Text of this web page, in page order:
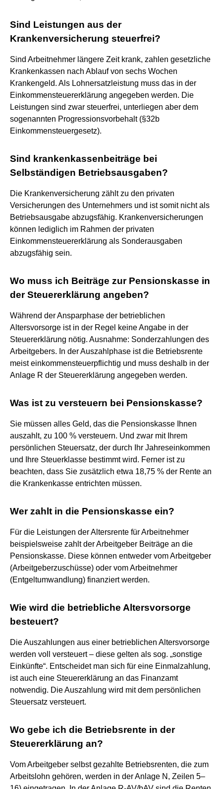
Sind Leistungen aus der
Krankenversicherung steuerfrei?
Sind Arbeitnehmer längere Zeit krank, zahlen gesetzliche
Krankenkassen nach Ablauf von sechs Wochen
Krankengeld. Als Lohnersatzleistung muss das in der
Einkommensteuererklärung angegeben werden. Die
Leistungen sind zwar steuerfrei, unterliegen aber dem
sogenannten Progressionsvorbehalt (§32b
Einkommensteuergesetz).
Sind krankenkassenbeiträge bei
Selbständigen Betriebsausgaben?
Die Krankenversicherung zählt zu den privaten
Versicherungen des Unternehmers und ist somit nicht als
Betriebsausgabe abzugsfähig. Krankenversicherungen
können lediglich im Rahmen der privaten
Einkommensteuererklärung als Sonderausgaben
abzugsfähig sein.
Wo muss ich Beiträge zur Pensionskasse in
der Steuererklärung angeben?
Während der Ansparphase der betrieblichen
Altersvorsorge ist in der Regel keine Angabe in der
Steuererklärung nötig. Ausnahme: Sonderzahlungen des
Arbeitgebers. In der Auszahlphase ist die Betriebsrente
meist einkommensteuerpflichtig und muss deshalb in der
Anlage R der Steuererklärung angegeben werden.
Was ist zu versteuern bei Pensionskasse?
Sie müssen alles Geld, das die Pensionskasse Ihnen
auszahlt, zu 100 % versteuern. Und zwar mit Ihrem
persönlichen Steuersatz, der durch Ihr Jahreseinkommen
und Ihre Steuerklasse bestimmt wird. Ferner ist zu
beachten, dass Sie zusätzlich etwa 18,75 % der Rente an
die Krankenkasse entrichten müssen.
Wer zahlt in die Pensionskasse ein?
Für die Leistungen der Altersrente für Arbeitnehmer
beispielsweise zahlt der Arbeitgeber Beiträge an die
Pensionskasse. Diese können entweder vom Arbeitgeber
(Arbeitgeberzuschüsse) oder vom Arbeitnehmer
(Entgeltumwandlung) finanziert werden.
Wie wird die betriebliche Altersvorsorge
besteuert?
Die Auszahlungen aus einer betrieblichen Altersvorsorge
werden voll versteuert – diese gelten als sog. „sonstige
Einkünfte“. Entscheidet man sich für eine Einmalzahlung,
ist auch eine Steuererklärung an das Finanzamt
notwendig. Die Auszahlung wird mit dem persönlichen
Steuersatz versteuert.
Wo gebe ich die Betriebsrente in der
Steuererklärung an?
Vom Arbeitgeber selbst gezahlte Betriebsrenten, die zum
Arbeitslohn gehören, werden in der Anlage N, Zeilen 5–